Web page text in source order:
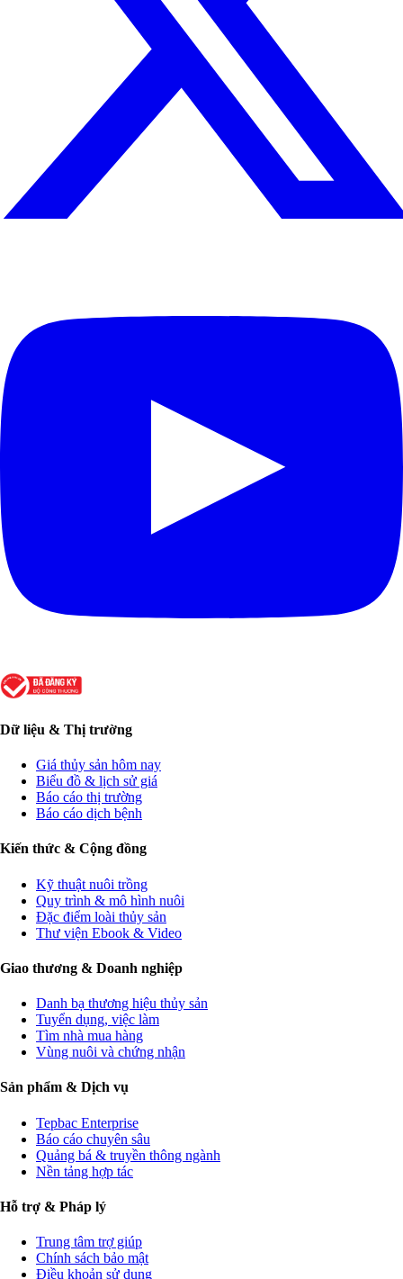
Dữ liệu & Thị trường
Giá thủy sản hôm nay
Biểu đồ & lịch sử giá
Báo cáo thị trường
Báo cáo dịch bệnh
Kiến thức & Cộng đồng
Kỹ thuật nuôi trồng
Quy trình & mô hình nuôi
Đặc điểm loài thủy sản
Thư viện Ebook & Video
Giao thương & Doanh nghiệp
Danh bạ thương hiệu thủy sản
Tuyển dụng, việc làm
Tìm nhà mua hàng
Vùng nuôi và chứng nhận
Sản phẩm & Dịch vụ
Tepbac Enterprise
Báo cáo chuyên sâu
Quảng bá & truyền thông ngành
Nền tảng hợp tác
Hỗ trợ & Pháp lý
Trung tâm trợ giúp
Chính sách bảo mật
Điều khoản sử dụng